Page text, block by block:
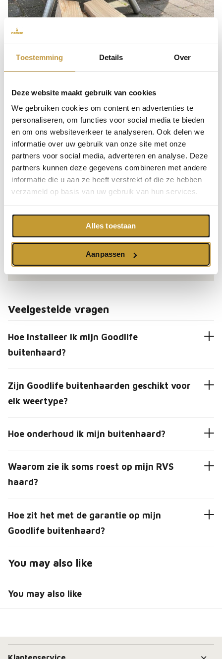
Toestemming Details Over
Deze website maakt gebruik van cookies
We gebruiken cookies om content en advertenties te
personaliseren, om functies voor social media te bieden
en om ons websiteverkeer te analyseren. Ook delen we
informatie over uw gebruik van onze site met onze
partners voor social media, adverteren en analyse. Deze
partners kunnen deze gegevens combineren met andere
informatie die u aan ze heeft verstrekt of die ze hebben
verzameld op basis van uw gebruik van hun services.
Alles toestaan
Aanpassen
Vakmanschap uit Friesland
Vakmanschap is meesterschap! Of het nu gaat om
op een koude winteravond gezellig onder de
veranda te zitten bij een knisperend haardvuur, of
om in de zomer na een BBQ nog even na te
genieten met een lekker drankje: iedereen houdt
van het goede leven. Met de RVS buitenhaarden
van Goodlife ligt dit goede leven binnen handbereik.
Goodlife buitenhaarden staan voor blijvende
kwaliteit en de service wordt door vele klanten die
je voorgingen als uitstekend omschreven. Goodlife,
voor iedereen die van het goede leven houdt.
Veelgestelde vragen
Hoe installeer ik mijn Goodlife
buitenhaard?
Zijn Goodlife buitenhaarden geschikt voor
elk weertype?
Hoe onderhoud ik mijn buitenhaard?
Waarom zie ik soms roest op mijn RVS
haard?
Hoe zit het met de garantie op mijn
Goodlife buitenhaard?
You may also like
You may also like